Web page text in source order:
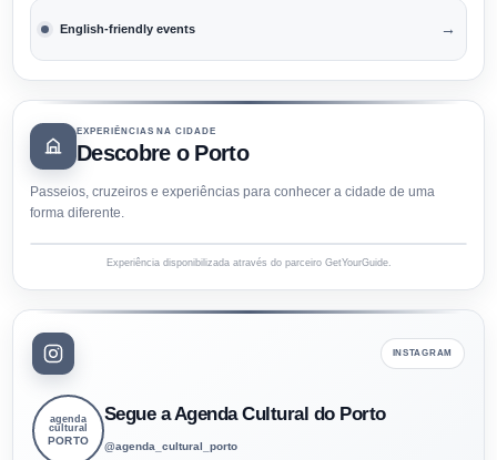
English-friendly events →
EXPERIÊNCIAS NA CIDADE
Descobre o Porto
Passeios, cruzeiros e experiências para conhecer a cidade de uma
forma diferente.
Experiência disponibilizada através do parceiro GetYourGuide.
INSTAGRAM
agenda
cultural
PORTO
Segue a Agenda Cultural do Porto
@agenda_cultural_porto